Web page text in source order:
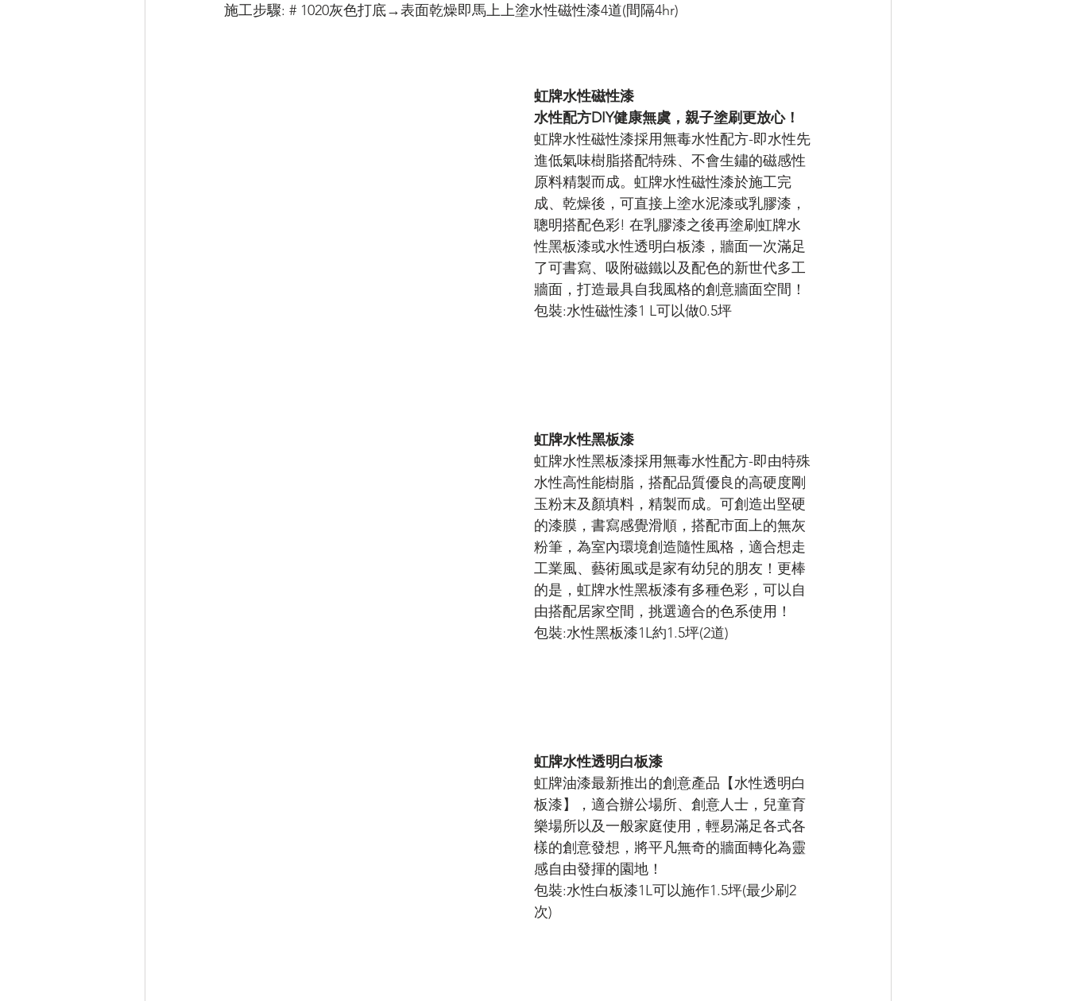
施工步驟: # 1020灰色打底→表面乾燥即馬上上塗水性磁性漆4道(間隔4hr)
虹牌水性磁性漆
水性配方DIY健康無虞，親子塗刷更放心！
虹牌水性磁性漆採用無毒水性配方-即水性先
進低氣味樹脂搭配特殊、不會生鏽的磁感性
原料精製而成。虹牌水性磁性漆於施工完
成、乾燥後，可直接上塗水泥漆或乳膠漆，
聰明搭配色彩! 在乳膠漆之後再塗刷虹牌水
性黑板漆或水性透明白板漆，牆面一次滿足
了可書寫、吸附磁鐵以及配色的新世代多工
牆面，打造最具自我風格的創意牆面空間！
包裝:水性磁性漆1 L可以做0.5坪
虹牌水性黑板漆
虹牌水性黑板漆採用無毒水性配方-即由特殊
水性高性能樹脂，搭配品質優良的高硬度剛
玉粉末及顏填料，精製而成。可創造出堅硬
的漆膜，書寫感覺滑順，搭配市面上的無灰
粉筆，為室內環境創造隨性風格，適合想走
工業風、藝術風或是家有幼兒的朋友！更棒
的是，虹牌水性黑板漆有多種色彩，可以自
由搭配居家空間，挑選適合的色系使用！
包裝:水性黑板漆1L約1.5坪(2道)
虹牌水性透明白板漆
虹牌油漆最新推出的創意產品【水性透明白
板漆】，適合辦公場所、創意人士，兒童育
樂場所以及一般家庭使用，輕易滿足各式各
樣的創意發想，將平凡無奇的牆面轉化為靈
感自由發揮的園地！
包裝:水性白板漆1L可以施作1.5坪(最少刷2
次)